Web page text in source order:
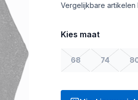
Vergelijkbare artikelen
Kies maat
68 74